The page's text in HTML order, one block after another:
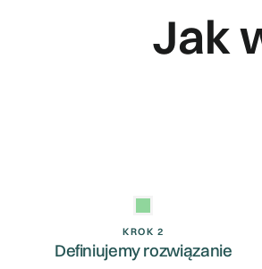
Jak
KROK 2
Definiujemy rozwiązanie